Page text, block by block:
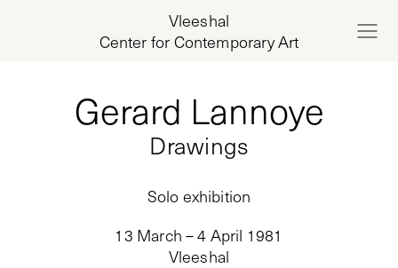
Vleeshal
Center for Contemporary Art
Drawings
Gerard Lannoye
Solo exhibition
13 March – 4 April 1981
Vleeshal